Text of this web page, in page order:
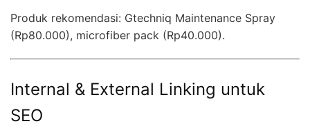
Produk rekomendasi: Gtechniq Maintenance Spray
(Rp80.000), microfiber pack (Rp40.000).
Internal & External Linking untuk
SEO